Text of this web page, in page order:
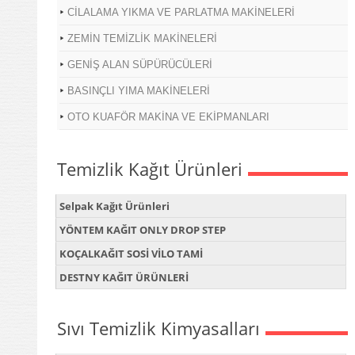
CİLALAMA YIKMA VE PARLATMA MAKİNELERİ
ZEMİN TEMİZLİK MAKİNELERİ
GENİŞ ALAN SÜPÜRÜCÜLERİ
BASINÇLI YIMA MAKİNELERİ
OTO KUAFÖR MAKİNA VE EKİPMANLARI
Temizlik Kağıt Ürünleri
Selpak Kağıt Ürünleri
YÖNTEM KAĞIT ONLY DROP STEP
KOÇALKAĞIT SOSİ VİLO TAMİ
DESTNY KAĞIT ÜRÜNLERİ
Sıvı Temizlik Kimyasalları